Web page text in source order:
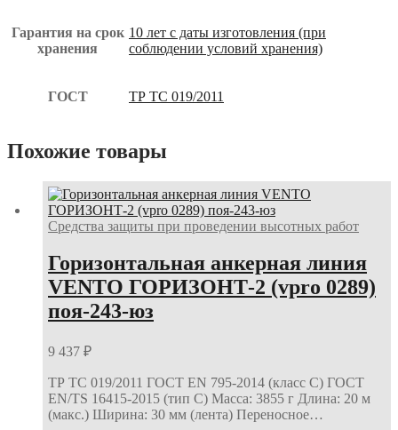
Гарантия на срок
хранения
10 лет с даты изготовления (при
соблюдении условий хранения)
ГОСТ ТР ТС 019/2011
Похожие товары
Средства защиты при проведении высотных работ
Горизонтальная анкерная линия
VENTO ГОРИЗОНТ-2 (vpro 0289)
поя-243-юз
9 437 ₽
ТР ТС 019/2011 ГОСТ EN 795-2014 (класс С) ГОСТ
EN/TS 16415-2015 (тип С) Масса: 3855 г Длина: 20 м
(макс.) Ширина: 30 мм (лента) Переносное…